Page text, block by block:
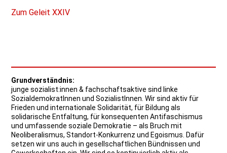
Zum Geleit XXIV
Grundverständnis:
junge sozialist:innen & fachschaftsaktive sind linke
SozialdemokratInnen und SozialistInnen. Wir sind aktiv für
Frieden und internationale Solidarität, für Bildung als
solidarische Entfaltung, für konsequenten Antifaschismus
und umfassende soziale Demokratie – als Bruch mit
Neoliberalismus, Standort-Konkurrenz und Egoismus. Dafür
setzen wir uns auch in gesellschaftlichen Bündnissen und